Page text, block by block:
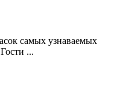
самых узнаваемых
...